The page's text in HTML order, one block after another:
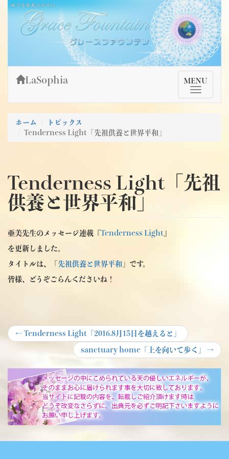
Skip
content
姫乃宮亜美公式サイト～Grace Fountain～
グレースファウンテン
TMenu
MENU
LaSophia
ホーム
トピックス
Tenderness Light「先祖供養と世界平和」
Tenderness Light「先祖
供養と世界平和」
亜美先生のメッセージ連載『 Tenderness Light 』
を更新しました。
タイトルは、「 先祖供養と世界平和 」です。
皆様、どうぞごらんくださいね！
投
ナ
ビ
ゲ
ー
← Previous
post:
Tenderness Light「2016.8月15日を越えると」
Next
post:
sanctuary home「上を向いて歩く」 →